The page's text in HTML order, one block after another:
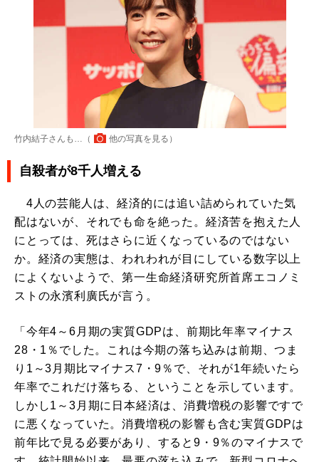
竹内結子さんも…（ 他の写真を見る ）
自殺者が8千人増える
4人の芸能人は、経済的には追い詰められていた気
配はないが、それでも命を絶った。経済苦を抱えた人
にとっては、死はさらに近くなっているのではない
か。経済の実態は、われわれが目にしている数字以上
によくないようで、第一生命経済研究所首席エコノミ
ストの永濱利廣氏が言う。
「今年4～6月期の実質GDPは、前期比年率マイナス
28・1％でした。これは今期の落ち込みは前期、つま
り1～3月期比マイナス7・9％で、それが1年続いたら
年率でこれだけ落ちる、ということを示しています。
しかし1～3月期に日本経済は、消費増税の影響ですで
に悪くなっていた。消費増税の影響も含む実質GDPは
前年比で見る必要があり、すると9・9％のマイナスで